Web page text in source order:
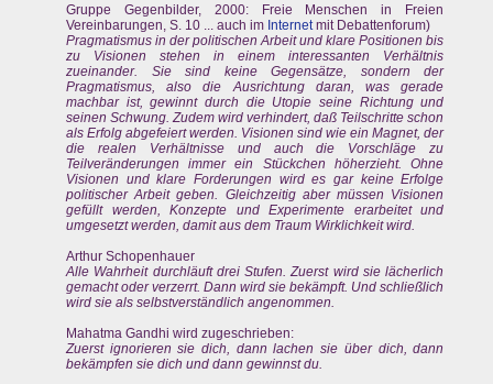
Gruppe Gegenbilder, 2000: Freie Menschen in Freien
Vereinbarungen, S. 10 ... auch im Internetmit Debattenforum)
Pragmatismus in der politischen Arbeit und klare Positionen bis
zu Visionen stehen in einem interessanten Verhältnis
zueinander. Sie sind keine Gegensätze, sondern der
Pragmatismus, also die Ausrichtung daran, was gerade
machbar ist, gewinnt durch die Utopie seine Richtung und
seinen Schwung. Zudem wird verhindert, daß Teilschritte schon
als Erfolg abgefeiert werden. Visionen sind wie ein Magnet, der
die realen Verhältnisse und auch die Vorschläge zu
Teilveränderungen immer ein Stückchen höherzieht. Ohne
Visionen und klare Forderungen wird es gar keine Erfolge
politischer Arbeit geben. Gleichzeitig aber müssen Visionen
gefüllt werden, Konzepte und Experimente erarbeitet und
umgesetzt werden, damit aus dem Traum Wirklichkeit wird.
Arthur Schopenhauer
Alle Wahrheit durchläuft drei Stufen. Zuerst wird sie lächerlich
gemacht oder verzerrt. Dann wird sie bekämpft. Und schließlich
wird sie als selbstverständlich angenommen.
Mahatma Gandhi wird zugeschrieben:
Zuerst ignorieren sie dich, dann lachen sie über dich, dann
bekämpfen sie dich und dann gewinnst du.